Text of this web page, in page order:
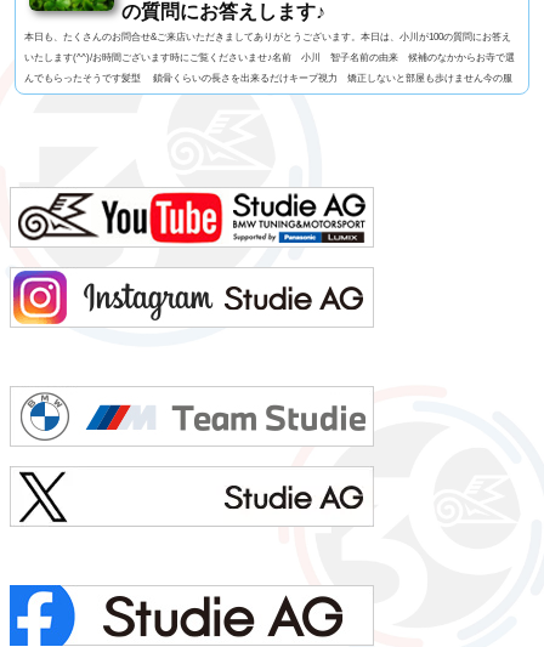
の質問にお答えします♪
本日も、たくさんのお問合せ&ご来店いただきましてありがとうございます。本日は、小川が100の質問にお答え
いたします(^^)/お時間ございます時にご覧くださいませ♪名前 小川 智子名前の由来 候補のなかからお寺で選
んでもらったそうです髪型 鎖骨くらいの長さを出来るだけキープ視力 矯正しないと部屋も歩けません今の服